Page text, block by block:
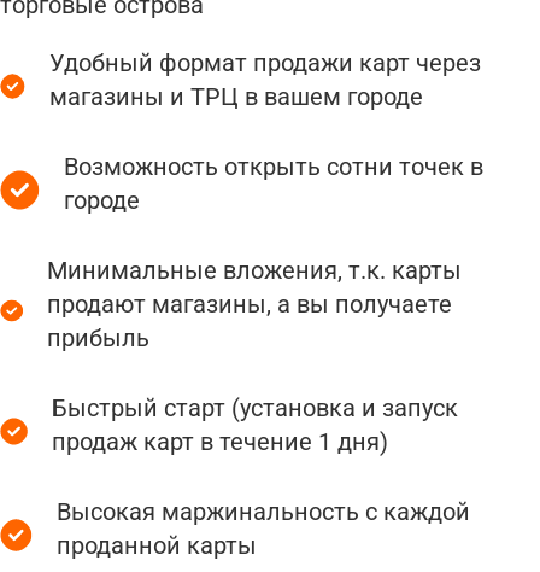
Удобный формат продажи карт через
магазины и ТРЦ в вашем городе
Возможность открыть сотни точек в
городе
Минимальные вложения, т.к. карты
продают магазины, а вы получаете
прибыль
Быстрый старт (установка и запуск
продаж карт в течение 1 дня)
Высокая маржинальность с каждой
проданной карты